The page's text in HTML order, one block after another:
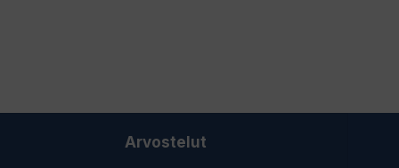
Arvostelut